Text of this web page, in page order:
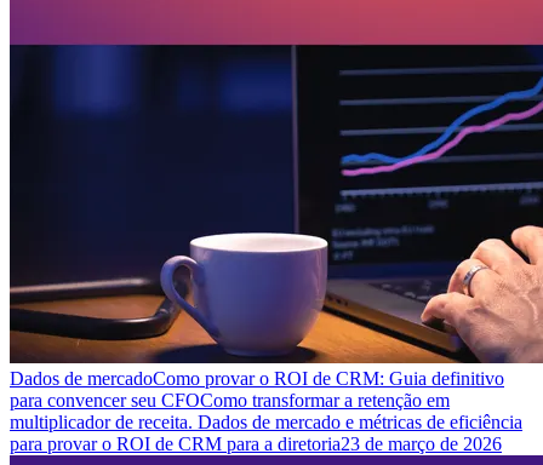
Dados de mercadoComo provar o ROI de CRM: Guia definitivo
para convencer seu CFOComo transformar a retenção em
multiplicador de receita. Dados de mercado e métricas de eficiência
para provar o ROI de CRM para a diretoria23 de março de 2026